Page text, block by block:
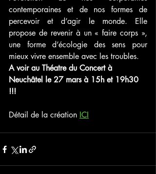
contemporaines et de nos formes de
percevoir et d’agir le monde. Elle
propose de revenir à un « faire corps »,
une forme d’écologie des sens pour
mieux vivre ensemble avec les troubles.
A voir au Théatre du Concert à
Neuchâtel le 27 mars à 15h et 19h30
!!!
Détail de la création ICI